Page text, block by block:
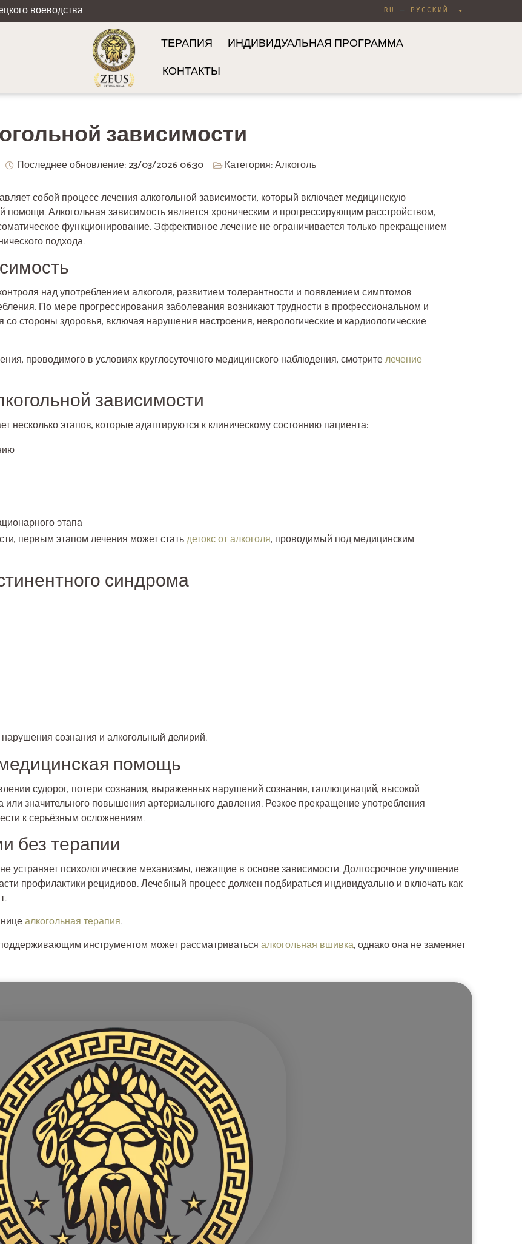
воеводства РУССКИЙ
RU
ТЕРАПИЯ
ИНДИВИДУАЛЬНАЯ ПРОГРАММА
КОНТАКТЫ
зависимости
Последнее обновление: 23/03/202606:30 Категория:Алкоголь
собой процесс лечения алкогольной зависимости, который включает медицинскую
Алкогольная зависимость является хроническим и прогрессирующим расстройством,
функционирование. Эффективное лечение не ограничивается только прекращением
подхода.
над употреблением алкоголя, развитием толерантности и появлением симптомов
По мере прогрессирования заболевания возникают трудности в профессиональном и
стороны здоровья, включая нарушения настроения, неврологические и кардиологические
проводимого в условиях круглосуточного медицинского наблюдения, смотрителечение
зависимости
несколько этапов, которые адаптируются к клиническому состоянию пациента:
этапа
первым этапом лечения может статьдетокс от алкоголя, проводимый под медицинским
синдрома
сознания и алкогольный делирий.
помощь
судорог, потери сознания, выраженных нарушений сознания, галлюцинаций, высокой
значительного повышения артериального давления. Резкое прекращение употребления
к серьёзным осложнениям.
без терапии
устраняет психологические механизмы, лежащие в основе зависимости. Долгосрочное улучшение
профилактики рецидивов. Лечебный процесс должен подбираться индивидуально и включать как
алкогольная терапия.
инструментом может рассматриватьсяалкогольная вшивка, однако она не заменяет